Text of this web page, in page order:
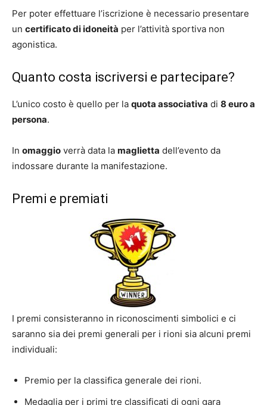
Per poter effettuare l’iscrizione è necessario presentare
un certificato di idoneità per l’attività sportiva non
agonistica.
Quanto costa iscriversi e partecipare?
L’unico costo è quello per la quota associativa di 8 euro a
persona.
In omaggio verrà data la maglietta dell’evento da
indossare durante la manifestazione.
Premi e premiati
I premi consisteranno in riconoscimenti simbolici e ci
saranno sia dei premi generali per i rioni sia alcuni premi
individuali:
Premio per la classifica generale dei rioni.
Medaglia per i primi tre classificati di ogni gara